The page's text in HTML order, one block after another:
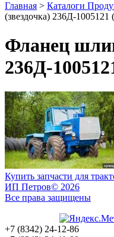
Главная > Каталоги
(звездочка) 236Д-
Фланец
236Д-
Купить запчасти для
ИП Петров© 2026
Все права защищены
+7 (8342) 24-12-86